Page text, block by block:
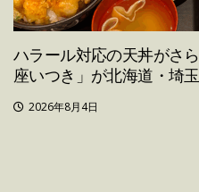
ハラール対応の天丼がさ
座いつき」が北海道・埼
2026年8月4日